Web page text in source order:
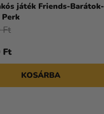
játék Friends-Barátok-
Ft
Ft
KOSÁRBA